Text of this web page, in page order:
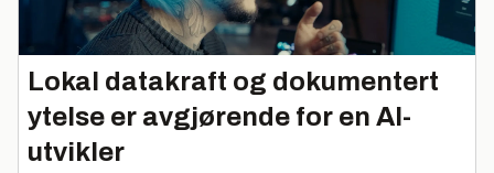
Lokal datakraft og dokumentert
ytelse er avgjørende for en AI-
utvikler